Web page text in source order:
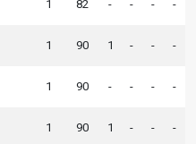
1 82 - - - -
1 90 1 - - -
1 90 - - - -
1 90 1 - - -